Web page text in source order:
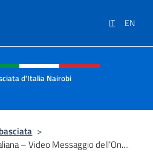
IT EN
social e menù
d'Italia Nairobi
>
– Video Messaggio dell’On....